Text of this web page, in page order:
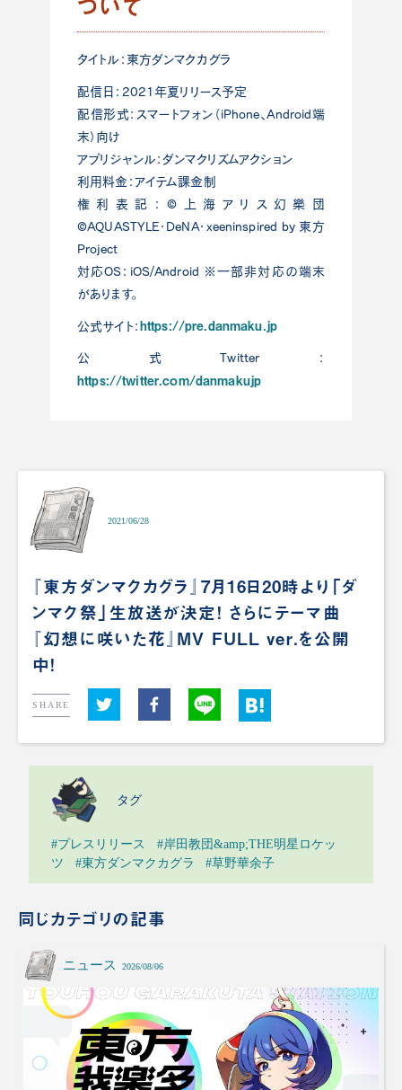
タイトル：東方ダンマクカグラ
配信日：2021年夏リリース予定
配信形式：スマートフォン（iPhone、Android端
末）向け
アプリジャンル：ダンマクリズムアクション
利用料金：アイテム課金制
権利表記：©上海アリス幻樂団
©AQUASTYLE・DeNA・xeeninspired by 東方
Project
対応OS：iOS/Android ※一部非対応の端末
があります。
公式サイト： https://pre.danmaku.jp
公式Twitter：
https://twitter.com/danmakujp
2021/06/28
『東方ダンマクカグラ』7月16日20時より「ダ
ンマク祭」生放送が決定！ さらにテーマ曲
『幻想に咲いた花』MV FULL ver.を公開
中！
SHARE
タグ
#プレスリリース
#岸田教団&amp;THE明星ロケッ
ツ
#東方ダンマクカグラ #草野華余子
同じカテゴリの記事
ニュース 2026/08/06